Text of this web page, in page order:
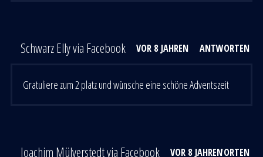
Schwarz Elly via Facebook VOR 8 JAHREN ANTWORTEN
Gratuliere zum 2 platz und wünsche eine schöne Adventszeit
Joachim Mülverstedt via Facebook VOR 8 JAHRENANTWORTEN